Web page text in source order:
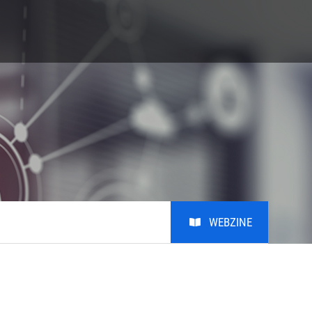
Giving Alumni
Youtube
WEBZINE